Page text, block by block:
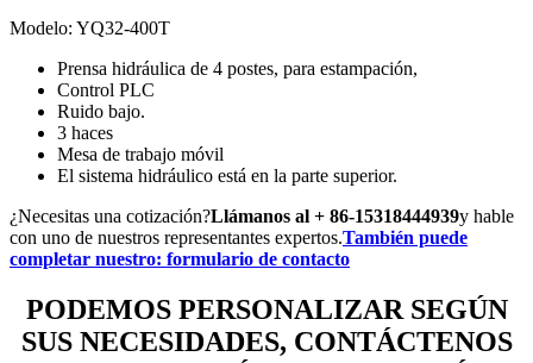
Modelo: YQ32-400T
Prensa hidráulica de 4 postes, para estampación,
Control PLC
Ruido bajo.
3 haces
Mesa de trabajo móvil
El sistema hidráulico está en la parte superior.
¿Necesitas una cotización?Llámanos al + 86-15318444939y hable
con uno de nuestros representantes expertos.También puede
completar nuestro: formulario de contacto
PODEMOS PERSONALIZAR SEGÚN
SUS NECESIDADES, CONTÁCTENOS